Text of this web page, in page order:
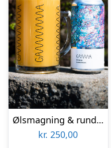
Ølsmagning & rundvisning hos Gamma Brewing
kr. 250,00